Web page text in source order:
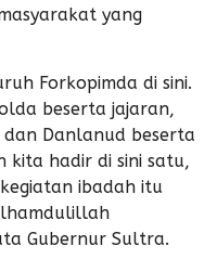
yang
Forkopimda di sini.
beserta jajaran,
Danlanud beserta
kita hadir di sini satu,
ibadah itu
Gubernur Sultra.